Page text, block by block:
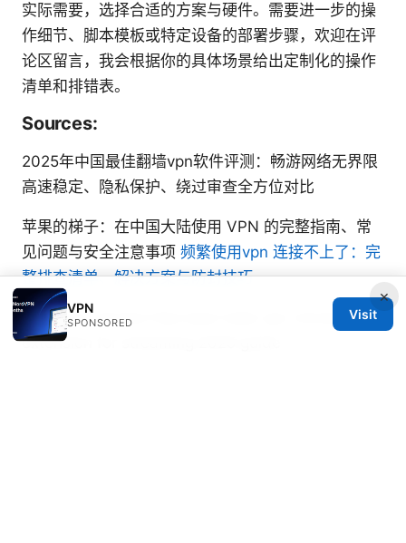
实际需要，选择合适的方案与硬件。需要进一步的操
作细节、脚本模板或特定设备的部署步骤，欢迎在评
论区留言，我会根据你的具体场景给出定制化的操作
清单和排错表。
Sources:
2025年中国最佳翻墙vpn软件评测：畅游网络无界限
高速稳定、隐私保护、绕过审查全方位对比
苹果的梯子：在中国大陆使用 VPN 的完整指南、常
见问题与安全注意事项 频繁使用vpn 连接不上了：完
整排查清单、解决方案与防封技巧
India vpn chrome free best india vpn chrome
extension for streaming 2025 guide
×
VPN
SPONSORED
Visit